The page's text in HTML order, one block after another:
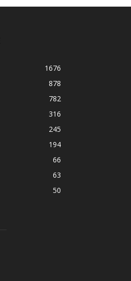
1676
878
782
316
245
194
66
63
50